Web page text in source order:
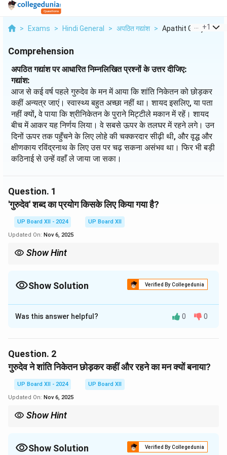
> Exams > Hindi General > अपठित गद्यांश > Apathit Gadyansh
+1
Comprehension
अपठित गद्यांश पर आधारित निम्नलिखित प्रश्नों के उत्तर दीजिए:
गद्यांश:
आज से कई वर्ष पहले गुरुदेव के मन में आया कि शांति निकेतन को छोड़कर
कहीं अन्यत्र जाएं। स्वास्थ्य बहुत अच्छा नहीं था। शायद इसलिए, या पता
नहीं क्यों, वे पाया कि श्रीनिकेतन के पुराने मिट्टीले मकान में रहें। शायद
बीच में आकर यह निर्णय लिया। वे सबसे ऊपर के तलघर में रहने लगे। उन
दिनों ऊपर तक पहुँचने के लिए लोहे की चक्करदार सीढ़ी थी, और वृद्ध और
क्षीणकाय रविंद्रनाथ के लिए उस पर चढ़ सकना असंभव था। फिर भी बड़ी
कठिनाई से उन्हें वहाँ ले जाया जा सका।
Question. 1
'गुरुदेव' शब्द का प्रयोग किसके लिए किया गया है?
UP Board XII - 2024
UP Board XII
Updated On: Nov 6, 2025
Show Hint
Show Solution Verified By Collegedunia
Solution and Explanation
गद्यांश में 'गुरुदेव' शब्द का प्रयोग
के लिए किया गया
Download Solution in PDF
Was this answer helpful? 0 0
Question. 2
गुरुदेव ने शांति निकेतन छोड़कर कहीं और रहने का मन क्यों बनाया?
UP Board XII - 2024
UP Board XII
Updated On: Nov 6, 2025
Show Hint
Show Solution Verified By Collegedunia